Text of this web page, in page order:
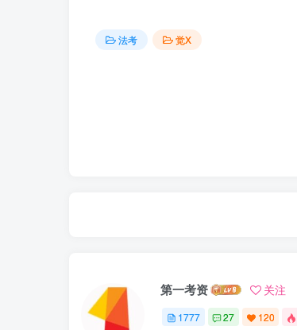
法考 觉X
第一考资 关注
1777 27 120